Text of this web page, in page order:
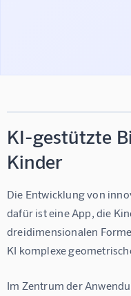
KI-gestützte
Kinder
Die Entwicklung von
dafür ist eine App, die
dreidimensionalen
KI komplexe
Im Zentrum der